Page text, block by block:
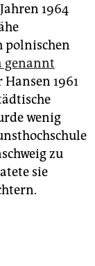
1964
polnischen
genannt
1961
wenig
zu
sie